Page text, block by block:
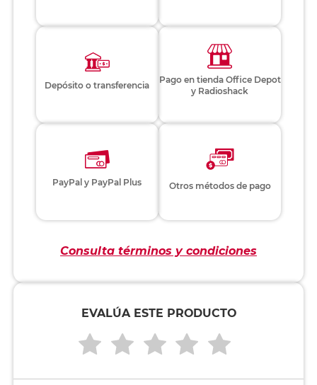
Depósito o transferencia
Pago en tienda Office Depot
y Radioshack
PayPal y PayPal Plus Otros métodos de pago
Consulta términos y condiciones
EVALÚA ESTE PRODUCTO